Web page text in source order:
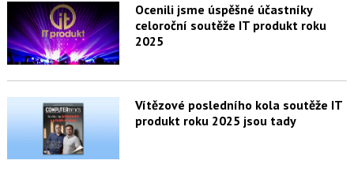
Ocenili jsme úspěšné účastníky
celoroční soutěže IT produkt roku
2025
Vítězové posledního kola soutěže IT
produkt roku 2025 jsou tady